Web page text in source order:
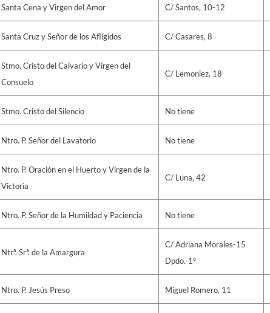
Santa Cena y Virgen del Amor C/ Santos, 10-12
Santa Cruz y Señor de los Afligidos C/ Casares, 8
Stmo. Cristo del Calvario y Virgen del
Consuelo
C/ Lemoniez, 18
Stmo. Cristo del Silencio No tiene
Ntro. P. Señor del Lavatorio No tiene
Ntro. P. Oración en el Huerto y Virgen de la
Victoria
C/ Luna, 42
Ntro. P. Señor de la Humildad y Paciencia No tiene
Ntrª. Srª. de la Amargura
C/ Adriana Morales-15
Dpdo.-1º
Ntro. P. Jesús Preso Miguel Romero, 11